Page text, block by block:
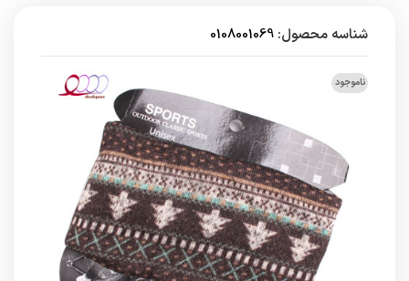
شناسه محصول: 0108001069
ناموجود